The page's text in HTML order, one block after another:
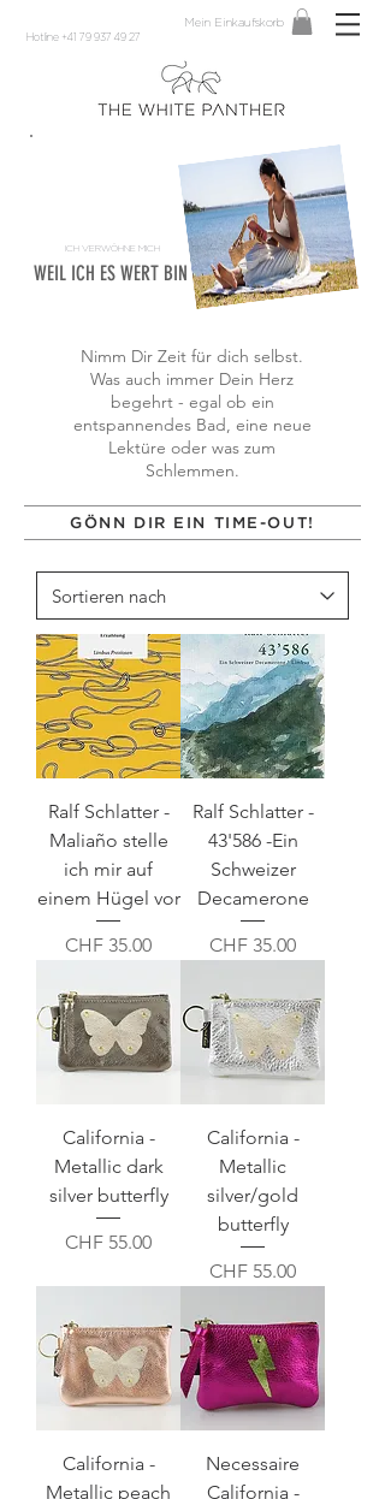
Hotline +41 79 937 49 27
Mein Einkaufskorb
WEIL ICH ES WERT BIN
ICH VERWÖHNE MICH
Nimm Dir Zeit für dich selbst.
Was auch immer Dein Herz
begehrt - egal ob ein
entspannendes Bad, eine neue
Lektüre oder was zum
Schlemmen.
GÖNN DIR EIN TIME-OUT!
Ralf Schlatter -
Maliaño stelle
ich mir auf
einem Hügel vor
Preis
CHF 35.00
Ralf Schlatter -
43'586 -Ein
Schweizer
Decamerone
Preis
CHF 35.00
California -
Metallic dark
silver butterfly
Preis
CHF 55.00
California -
Metallic
silver/gold
butterfly
Preis
CHF 55.00
California -
Metallic peach
Necessaire
California -